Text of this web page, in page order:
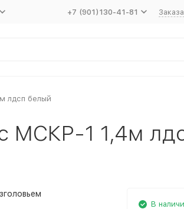
+7 (901)130-41-81
лдсп белый
МСКР-1 1,4м
В